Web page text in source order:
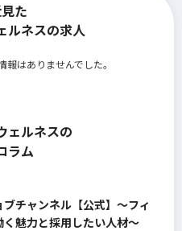
た
ルネスの求人
はありませんでした。
ェルネスの
ラム
チャンネル【公式】～フィ
く魅力と採用したい人材～